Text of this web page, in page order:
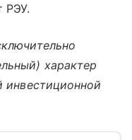
РЭУ.
характер
инвестиционной